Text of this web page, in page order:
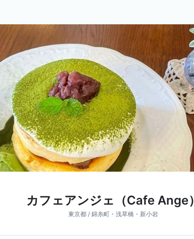
カフェアンジェ（Cafe Ange）
東京都 / 錦糸町・浅草橋・新小岩